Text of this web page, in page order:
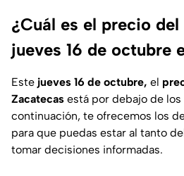
¿Cuál es el precio
jueves 16 de octubre
Este jueves 16 de octubre, el
Zacatecas está por debajo de
continuación, te ofrecemos los
para que puedas estar al tanto
tomar decisiones informadas.